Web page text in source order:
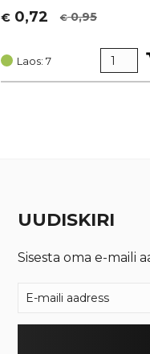
€0,95
Algne
oli:
€ 0,95.
€ 0,72
Current
is:
€ 0,72.
Laos: 7
UUDISKIRI
Sisesta oma e-maili